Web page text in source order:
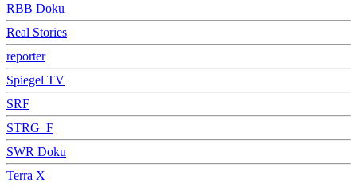
RBB Doku
Real Stories
reporter
Spiegel TV
SRF
STRG_F
SWR Doku
Terra X